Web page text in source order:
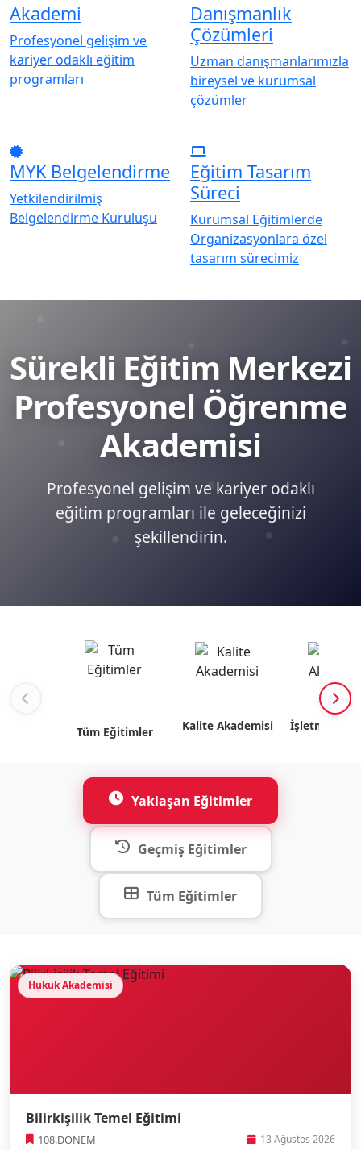
Akademi
Profesyonel gelişim ve
kariyer odaklı eğitim
programları
Danışmanlık
Çözümleri
Uzman danışmanlarımızla
bireysel ve kurumsal
çözümler
MYK Belgelendirme
Yetkilendirilmiş
Belgelendirme Kuruluşu
Eğitim Tasarım
Süreci
Kurumsal Eğitimlerde
Organizasyonlara özel
tasarım sürecimiz
Sürekli Eğitim Merkezi
Profesyonel Öğrenme
Akademisi
Profesyonel gelişim ve kariyer odaklı
eğitim programları ile geleceğinizi
şekillendirin.
Tüm Eğitimler Kalite Akademisi İşletme
Yaklaşan Eğitimler
Geçmiş Eğitimler
Tüm Eğitimler
Hukuk Akademisi
Bilirkişilik Temel Eğitimi
108.DÖNEM 13 Ağustos 2026